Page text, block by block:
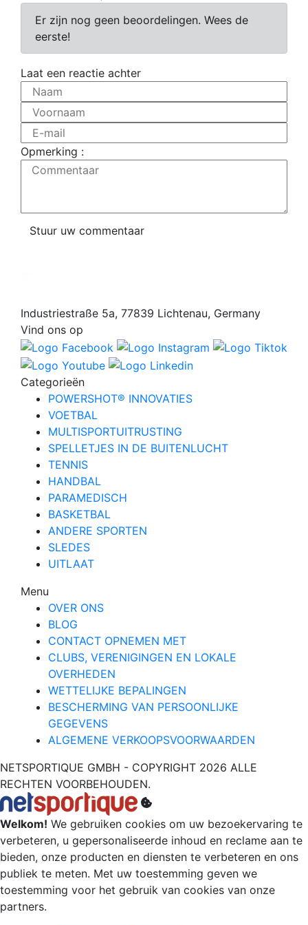
Er zijn nog geen beoordelingen. Wees de
eerste!
Laat een reactie achter
Naam
Voornaam
E-mail
Opmerking :
Commentaar
Stuur uw commentaar
Industriestraße 5a, 77839 Lichtenau, Germany
Vind ons op
Categorieën
POWERSHOT® INNOVATIES
VOETBAL
MULTISPORTUITRUSTING
SPELLETJES IN DE BUITENLUCHT
TENNIS
HANDBAL
PARAMEDISCH
BASKETBAL
ANDERE SPORTEN
SLEDES
UITLAAT
Menu
OVER ONS
BLOG
CONTACT OPNEMEN MET
CLUBS, VERENIGINGEN EN LOKALE
OVERHEDEN
WETTELIJKE BEPALINGEN
BESCHERMING VAN PERSOONLIJKE
GEGEVENS
ALGEMENE VERKOOPSVOORWAARDEN
NETSPORTIQUE GMBH - COPYRIGHT 2026 ALLE
RECHTEN VOORBEHOUDEN.
Welkom! We gebruiken cookies om uw bezoekervaring te
verbeteren, u gepersonaliseerde inhoud en reclame aan te
bieden, onze producten en diensten te verbeteren en ons
publiek te meten. Met uw toestemming geven we
toestemming voor het gebruik van cookies van onze
partners.